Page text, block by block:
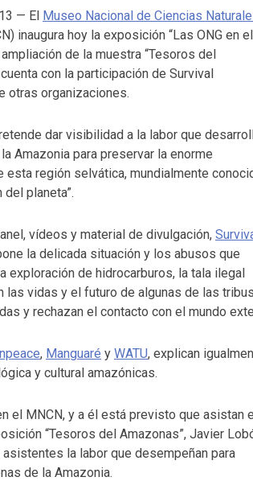
— El Museo Nacional de Ciencias
inaugura hoy la exposición “Las ONG en el
ampliación de la muestra “Tesoros del
con la participación de Survival
otras organizaciones.
dar visibilidad a la labor que
Amazonia para preservar la enorme
esta región selvática, mundialmente
del planeta”.
vídeos y material de divulgación,
la delicada situación y los abusos que
exploración de hidrocarburos, la tala ilegal
las vidas y el futuro de algunas de las tribus
y rechazan el contacto con el mundo
, Manguaré y WATU, explican
y cultural amazónicas.
el MNCN, y a él está previsto que asistan
“Tesoros del Amazonas”, Javier
la labor que desempeñan para
de la Amazonia.